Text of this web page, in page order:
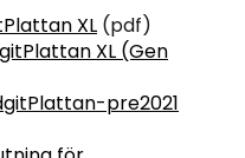
XL (pdf)
XL (Gen
pre2021